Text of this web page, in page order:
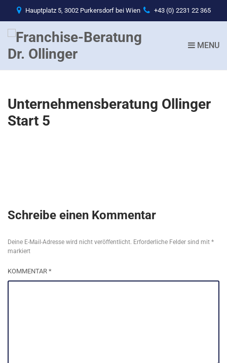
Hauptplatz 5, 3002 Purkersdorf bei Wien +43 (0) 2231 22 365
MENU
Unternehmensberatung Ollinger
Start 5
Schreibe einen Kommentar
Deine E-Mail-Adresse wird nicht veröffentlicht. Erforderliche Felder sind mit *
markiert
KOMMENTAR *